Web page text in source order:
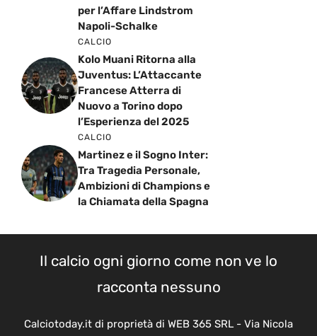
per l’Affare Lindstrom
Napoli-Schalke
CALCIO
Kolo Muani Ritorna alla
Juventus: L’Attaccante
Francese Atterra di
Nuovo a Torino dopo
l’Esperienza del 2025
CALCIO
Martinez e il Sogno Inter:
Tra Tragedia Personale,
Ambizioni di Champions e
la Chiamata della Spagna
Il calcio ogni giorno come non ve lo
racconta nessuno
Calciotoday.it di proprietà di WEB 365 SRL - Via Nicola